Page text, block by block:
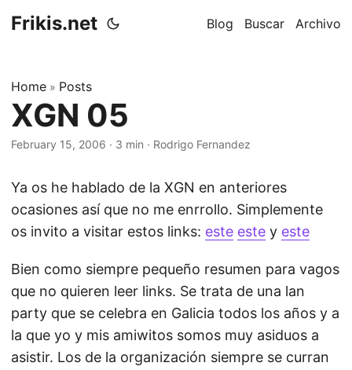
Frikis.net Blog Buscar Archivo
Home » Posts
XGN 05
February 15, 2006 · 3 min · Rodrigo Fernandez
Ya os he hablado de la XGN en anteriores
ocasiones así que no me enrrollo. Simplemente
os invito a visitar estos links: este este y este
Bien como siempre pequeño resumen para vagos
que no quieren leer links. Se trata de una lan
party que se celebra en Galicia todos los años y a
la que yo y mis amiwitos somos muy asiduos a
asistir. Los de la organización siempre se curran